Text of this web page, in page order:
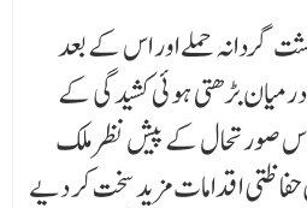
گردانہ حملے اور اس کے بعد
بڑھتی ہوئی کشیدگی کے
اس صورتحال کے پیش نظر ملک
اقدامات مزید سخت کر دیے